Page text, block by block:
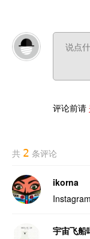
评论前请
共 2 条评论
ikorna
宇宙飞船